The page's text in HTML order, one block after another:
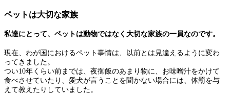
ペットは大切な家族
私達にとって、ペットは動物ではなく大切な家族の一員なのです。
現在、わが国におけるペット事情は、以前とは見違えるように変わ
ってきました。
つい10年くらい前までは、夜御飯のあまり物に、お味噌汁をかけて
食べさせていたり、愛犬が言うことを聞かない場合には、体罰を与
えて教えたりしていました。